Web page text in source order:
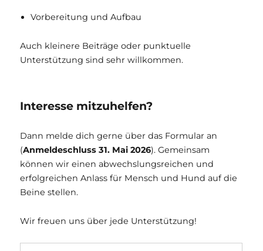
Vorbereitung und Aufbau
Auch kleinere Beiträge oder punktuelle
Unterstützung sind sehr willkommen.
Interesse mitzuhelfen?
Dann melde dich gerne über das Formular an
(Anmeldeschluss 31. Mai 2026). Gemeinsam
können wir einen abwechslungsreichen und
erfolgreichen Anlass für Mensch und Hund auf die
Beine stellen.
Wir freuen uns über jede Unterstützung!